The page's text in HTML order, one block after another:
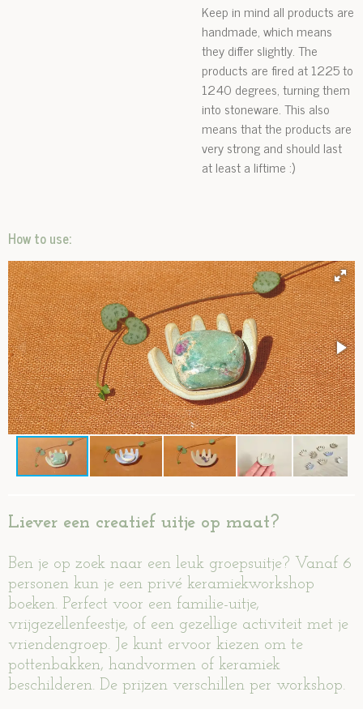
Keep in mind all products are
handmade, which means
they differ slightly. The
products are fired at 1225 to
1240 degrees, turning them
into stoneware. This also
means that the products are
very strong and should last
at least a liftime :)
How to use:
Liever een creatief uitje op maat?
Ben je op zoek naar een leuk groepsuitje? Vanaf 6
personen kun je een privé keramiekworkshop
boeken. Perfect voor een familie-uitje,
vrijgezellenfeestje, of een gezellige activiteit met je
vriendengroep. Je kunt ervoor kiezen om te
pottenbakken, handvormen of keramiek
beschilderen. De prijzen verschillen per workshop.